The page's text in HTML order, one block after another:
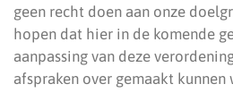
geen recht doen aan onze
hopen dat hier in de komende
aanpassing van deze
afspraken over gemaakt kunnen